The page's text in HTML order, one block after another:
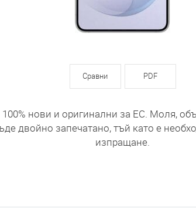
Сравни PDF
100% нови и оригинални за ЕС. Моля,
двойно запечатано, тъй като е
изпращане.